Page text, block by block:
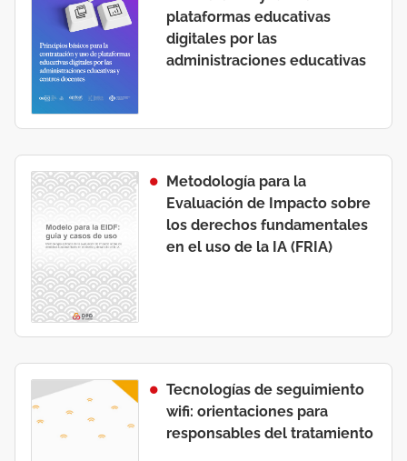
plataformas educativas
digitales por las
administraciones educativas
Metodología para la
Evaluación de Impacto sobre
los derechos fundamentales
en el uso de la IA (FRIA)
Tecnologías de seguimiento
wifi: orientaciones para
responsables del tratamiento